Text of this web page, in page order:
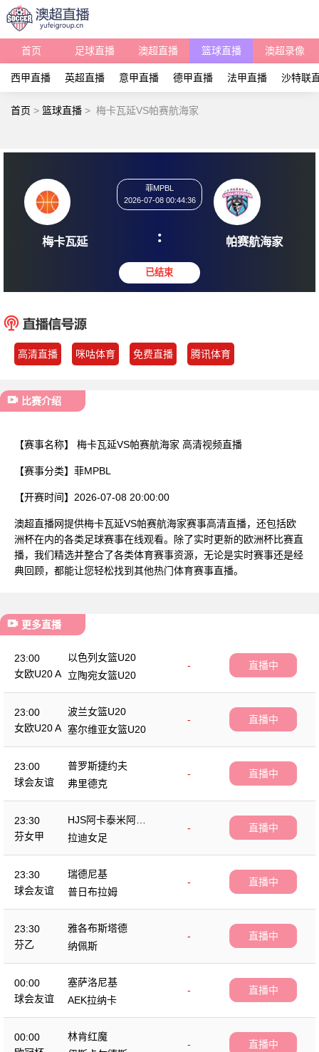
首页 足球直播 澳超直播 篮球直播 澳超录像
西甲直播 英超直播 意甲直播 德甲直播 法甲直播 沙特联
首页 > 篮球直播 > 梅卡瓦延VS帕赛航海家
梅卡瓦延
2026-07-08 00:44:36
: 帕赛
高清直播 咪咕体育 免费直播 腾讯体育
比赛介绍
【赛事名称】 梅卡瓦延VS帕赛航海家 高清视频直播
【赛事分类】 菲MPBL
【开赛时间】 2026-07-08 20:00:00
澳超直播网提供梅卡瓦延VS帕赛航海家赛事高清直播，还包括欧
洲杯在内的各类足球赛事在线观看。除了实时更新的欧洲杯比赛直
播，我们精选并整合了各类体育赛事资源，无论是实时赛事还是经
典回顾，都能让您轻松找到其他热门体育赛事直播。
更多直播
23:00
女欧U20 A
以色列女篮U20
-
立陶宛女篮U20
直播中
23:00
女欧U20 A
波兰女篮U20
-
塞尔维亚女篮U20
直播中
23:00
球会友谊
普罗斯捷约夫
-
弗里德克
直播中
23:30
芬女甲
HJS阿卡泰米阿女
足
-
拉迪女足
直播中
23:30
球会友谊
瑞德尼基
-
普日布拉姆
直播中
23:30
芬乙
雅各布斯塔德
-
纳佩斯
直播中
00:00
球会友谊
塞萨洛尼基
-
AEK拉纳卡
直播中
00:00
林肯红魔
-
直播中